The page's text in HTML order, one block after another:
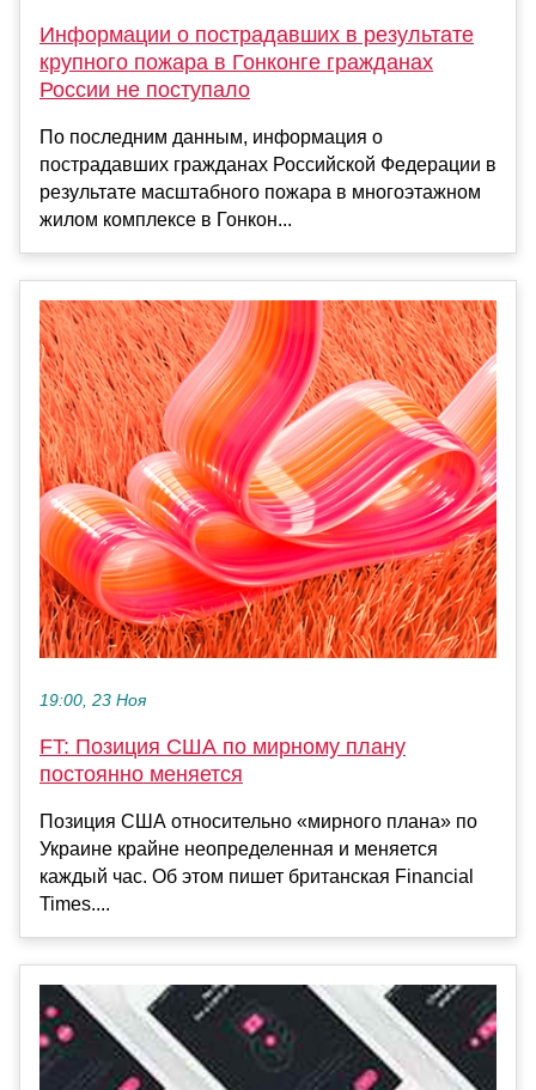
Информации о пострадавших в результате
крупного пожара в Гонконге гражданах
России не поступало
По последним данным, информация о
пострадавших гражданах Российской Федерации в
результате масштабного пожара в многоэтажном
жилом комплексе в Гонкон...
19:00, 23 Ноя
FT: Позиция США по мирному плану
постоянно меняется
Позиция США относительно «мирного плана» по
Украине крайне неопределенная и меняется
каждый час. Об этом пишет британская Financial
Times....